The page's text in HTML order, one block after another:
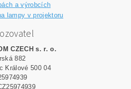
a výrobcích
lampy v projektoru
CZECH s. r. o.
882
Králové 500 04